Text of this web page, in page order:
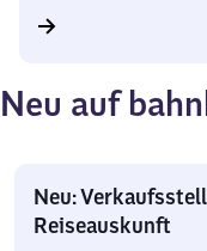
Neu auf
Neu:
Reiseauskunft